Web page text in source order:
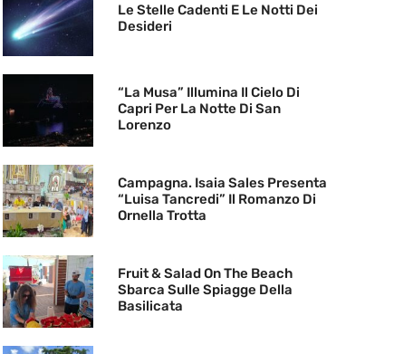
Le Stelle Cadenti E Le Notti Dei
Desideri
“La Musa” Illumina Il Cielo Di
Capri Per La Notte Di San
Lorenzo
Campagna. Isaia Sales Presenta
“Luisa Tancredi” Il Romanzo Di
Ornella Trotta
Fruit & Salad On The Beach
Sbarca Sulle Spiagge Della
Basilicata